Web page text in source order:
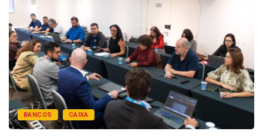
BANCOS CAIXA